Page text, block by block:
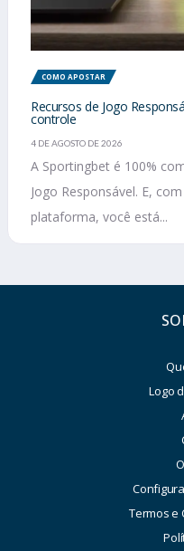
COMO APOSTAR
Recursos de Jogo
controle
4 DE AGOSTO DE 2026
A Sportingbet é 100%
Jogo Responsável. E,
plataforma, você está...
Logo
Termos e